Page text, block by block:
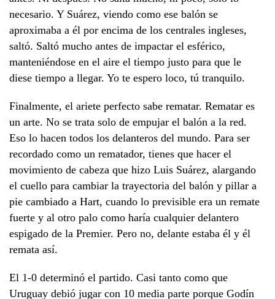
necesario. Y Suárez, viendo como ese balón se
aproximaba a él por encima de los centrales ingleses,
saltó. Saltó mucho antes de impactar el esférico,
manteniéndose en el aire el tiempo justo para que le
diese tiempo a llegar. Yo te espero loco, tú tranquilo.
Finalmente, el ariete perfecto sabe rematar. Rematar es
un arte. No se trata solo de empujar el balón a la red.
Eso lo hacen todos los delanteros del mundo. Para ser
recordado como un rematador, tienes que hacer el
movimiento de cabeza que hizo Luis Suárez, alargando
el cuello para cambiar la trayectoria del balón y pillar a
pie cambiado a Hart, cuando lo previsible era un remate
fuerte y al otro palo como haría cualquier delantero
espigado de la Premier. Pero no, delante estaba él y él
remata así.
El 1-0 determinó el partido. Casi tanto como que
Uruguay debió jugar con 10 media parte porque Godín